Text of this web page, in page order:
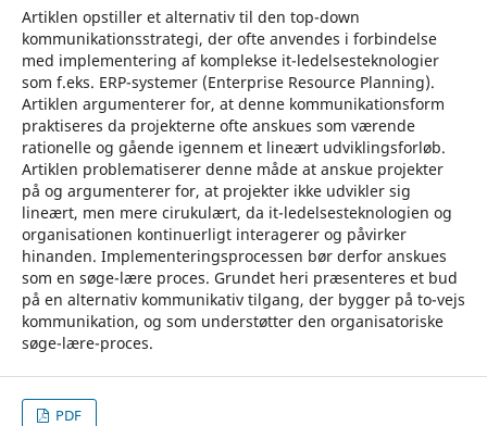
Artiklen opstiller et alternativ til den top-down
kommunikationsstrategi, der ofte anvendes i forbindelse
med implementering af komplekse it-ledelsesteknologier
som f.eks. ERP-systemer (Enterprise Resource Planning).
Artiklen argumenterer for, at denne kommunikationsform
praktiseres da projekterne ofte anskues som værende
rationelle og gående igennem et lineært udviklingsforløb.
Artiklen problematiserer denne måde at anskue projekter
på og argumenterer for, at projekter ikke udvikler sig
lineært, men mere cirukulært, da it-ledelsesteknologien og
organisationen kontinuerligt interagerer og påvirker
hinanden. Implementeringsprocessen bør derfor anskues
som en søge-lære proces. Grundet heri præsenteres et bud
på en alternativ kommunikativ tilgang, der bygger på to-vejs
kommunikation, og som understøtter den organisatoriske
søge-lære-proces.
PDF